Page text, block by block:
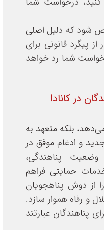
شود که دلیل اصلی
پیگرد قانونی برای
شما رد خواهد
در کانادا
می‌دهد، بلکه متعهد به
و ادغام موفق در
پناهندگی،
حمایتی فراهم
از دوش پناهجویان
و رفاه هموار سازد.
پناهندگان عبارتند